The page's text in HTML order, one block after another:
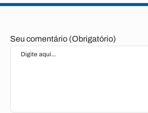
Seu comentário (Obrigatório)